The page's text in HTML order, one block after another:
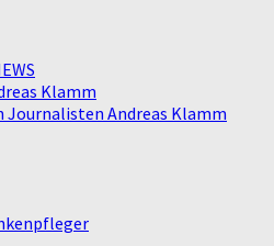
Klamm
Journalisten Andreas Klamm